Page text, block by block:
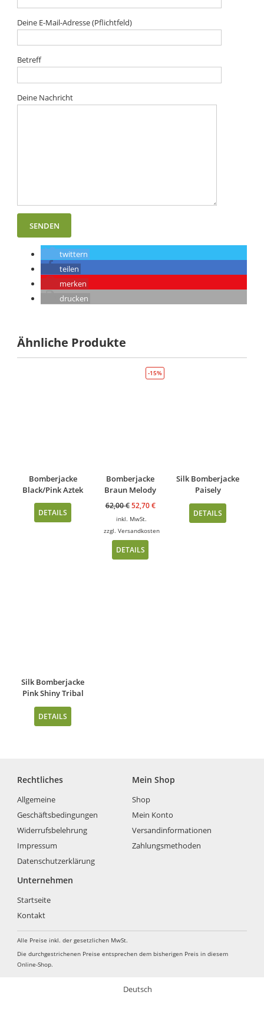
Deine E-Mail-Adresse (Pflichtfeld)
Betreff
Deine Nachricht
twittern
teilen
merken
drucken
Ähnliche Produkte
Bomberjacke
Black/Pink Aztek
DETAILS
-15%
Bomberjacke
Braun Melody
62,00€ 52,70€
inkl. MwSt.
zzgl. Versandkosten
DETAILS
Silk Bomberjacke
Paisely
DETAILS
Silk Bomberjacke
Pink Shiny Tribal
DETAILS
Rechtliches
Allgemeine
Geschäftsbedingungen
Widerrufsbelehrung
Impressum
Datenschutzerklärung
Mein Shop
Shop
Mein Konto
Versandinformationen
Zahlungsmethoden
Unternehmen
Startseite
Kontakt
Alle Preise inkl. der gesetzlichen MwSt.
Die durchgestrichenen Preise entsprechen dem bisherigen Preis in diesem
Online-Shop.
Deutsch